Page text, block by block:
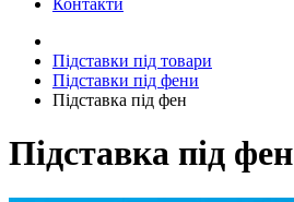
Контакти
Підставки під товари
Підставки під фени
Підставка під фен
Підставка під фен